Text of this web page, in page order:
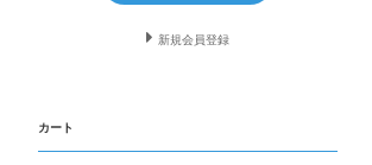
新規会員登録
カート